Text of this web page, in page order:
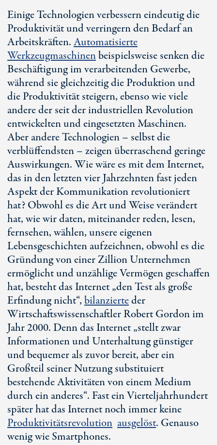
Einige Technologien verbessern eindeutig die
Produktivität und verringern den Bedarf an
Arbeitskräften.Automatisierte
Werkzeugmaschinenbeispielsweise senken die
Beschäftigung im verarbeitenden Gewerbe,
während sie gleichzeitig die Produktion und
die Produktivität steigern, ebenso wie viele
andere der seit der industriellen Revolution
entwickelten und eingesetzten Maschinen.
Aber andere Technologien – selbst die
verblüffendsten – zeigen überraschend geringe
Auswirkungen. Wie wäre es mit dem Internet,
das in den letzten vier Jahrzehnten fast jeden
Aspekt der Kommunikation revolutioniert
hat? Obwohl es die Art und Weise verändert
hat, wie wir daten, miteinander reden, lesen,
fernsehen, wählen, unsere eigenen
Lebensgeschichten aufzeichnen, obwohl es die
Gründung von einer Zillion Unternehmen
ermöglicht und unzählige Vermögen geschaffen
hat, besteht das Internet „den Test als große
Erfindung nicht“,bilanzierteder
Wirtschaftswissenschaftler Robert Gordon im
Jahr 2000. Denn das Internet „stellt zwar
Informationen und Unterhaltung günstiger
und bequemer als zuvor bereit, aber ein
Großteil seiner Nutzung substituiert
bestehende Aktivitäten von einem Medium
durch ein anderes“. Fast ein Vierteljahrhundert
später hat das Internet noch immer keine
Produktivitätsrevolution ausgelöst. Genauso
wenig wie Smartphones.